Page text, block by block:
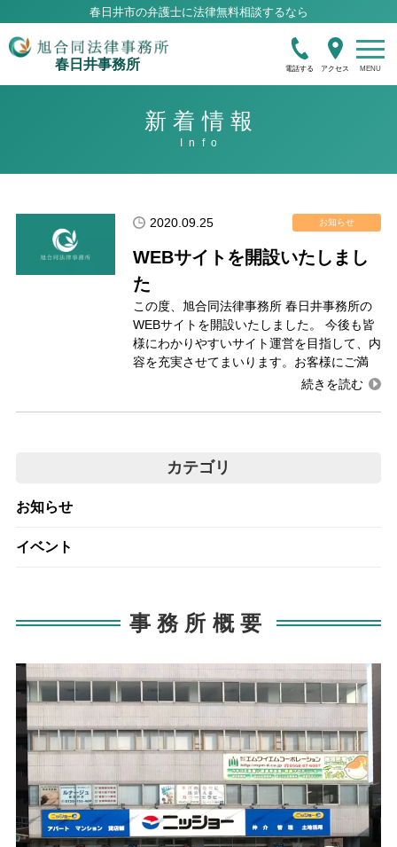
春日井市の弁護士に法律無料相談するなら
春日井事務所 電話する アクセス
新着情報
2020.09.25 お知らせ
WEBサイトを開設いたしまし
た
この度、旭合同法律事務所 春日井事務所の
WEBサイトを開設いたしました。 今後も皆
様にわかりやすいサイト運営を目指して、内
容を充実させてまいります。お客様にご満
カテゴリ
お知らせ
イベント
事務所概要